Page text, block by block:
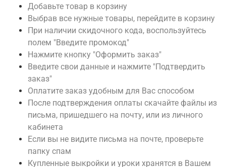
Добавьте товар в корзину
Выбрав все нужные товары, перейдите в корзину
При наличии скидочного кода, воспользуйтесь
полем "Введите промокод"
Нажмите кнопку "Оформить заказ"
Введите свои данные и нажмите "Подтвердить
заказ"
Оплатите заказ удобным для Вас способом
После подтверждения оплаты скачайте файлы из
письма, пришедшего на почту, или из личного
кабинета
Если вы не видите письма на почте, проверьте
папку спам
Купленные выкройки и уроки хранятся в Вашем